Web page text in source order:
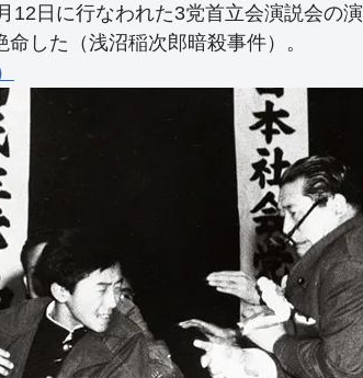
12日に行なわれた3党首立会演説会の
命した（浅沼稲次郎暗殺事件）。